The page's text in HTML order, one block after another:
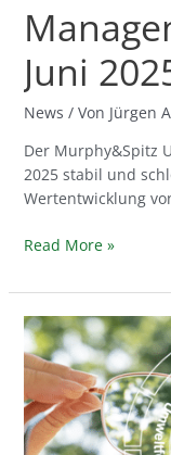
Juni
News / Von Jürgen
Der Murphy&Spitz
2025 stabil und
Wertentwicklung
Read More »
April
2025